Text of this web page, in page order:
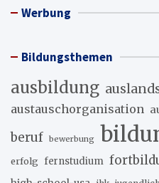
Werbung
Bildungsthemen
ausbildung
austauschorganisation
beruf bewerbung
erfolg fernstudium